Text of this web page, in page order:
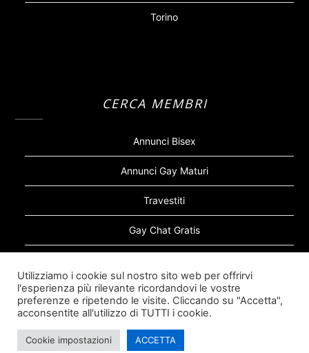
Torino
CERCA MEMBRI
Annunci Bisex
Annunci Gay Maturi
Travestiti
Gay Chat Gratis
Sugar Daddy Gay
Utilizziamo i cookie sul nostro sito web per offrirvi
l'esperienza più rilevante ricordandovi le vostre
preferenze e ripetendo le visite. Cliccando su "Accetta",
acconsentite all'utilizzo di TUTTI i cookie.
Cookie impostazioni ACCETTA